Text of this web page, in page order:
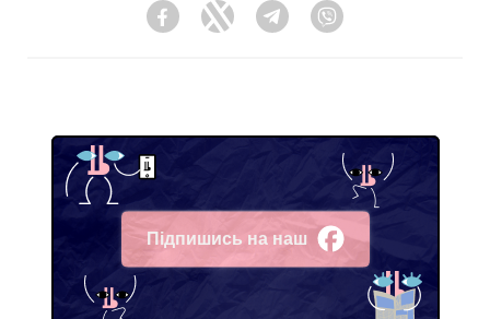
FacebookTwitter Telegram
Підпишись на наш
Facebook